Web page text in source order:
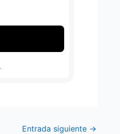
Entrada siguiente →